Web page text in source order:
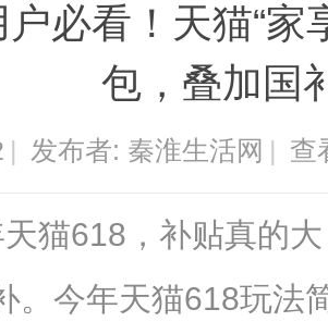
必看！天猫“家
包，叠加国
| 发布者: 秦淮生活网 | 查
天猫618，补贴真的
。今年天猫618玩法